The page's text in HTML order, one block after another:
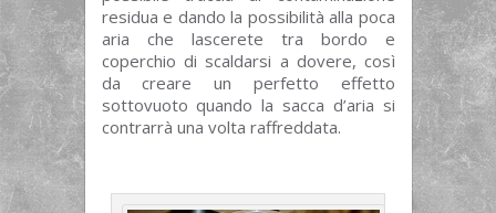
residua e dando la possibilità alla poca
aria che lascerete tra bordo e
coperchio di scaldarsi a dovere, così
da creare un perfetto effetto
sottovuoto quando la sacca d’aria si
contrarrà una volta raffreddata.